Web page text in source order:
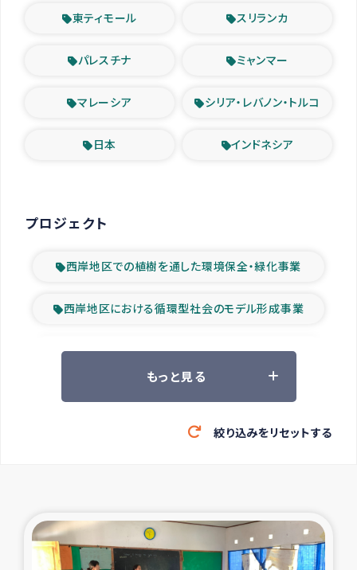
東ティモール スリランカ
パレスチナ ミャンマー
マレーシア シリア・レバノン・トルコ
日本 インドネシア
プロジェクト
西岸地区での植樹を通した環境保全・緑化事業
西岸地区における循環型社会のモデル形成事業
ツアー参加者の声
緊急救援の時代
東ティモール豪雨緊急支援
大雨による洪水被災者支援
もっと見る
絞り込みをリセットする